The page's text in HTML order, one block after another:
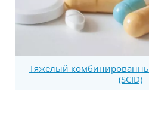
Тяжелый
(SCID)